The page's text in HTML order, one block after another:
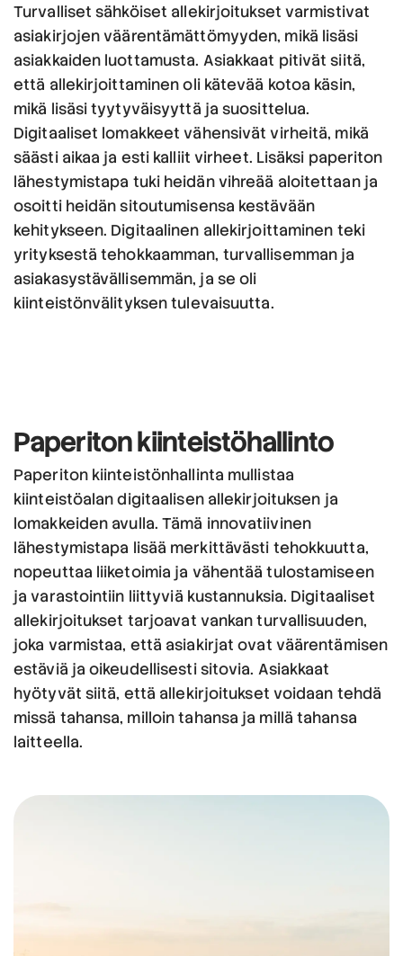
Turvalliset sähköiset allekirjoitukset varmistivat
asiakirjojen väärentämättömyyden, mikä lisäsi
asiakkaiden luottamusta. Asiakkaat pitivät siitä,
että allekirjoittaminen oli kätevää kotoa käsin,
mikä lisäsi tyytyväisyyttä ja suosittelua.
Digitaaliset lomakkeet vähensivät virheitä, mikä
säästi aikaa ja esti kalliit virheet. Lisäksi paperiton
lähestymistapa tuki heidän vihreää aloitettaan ja
osoitti heidän sitoutumisensa kestävään
kehitykseen. Digitaalinen allekirjoittaminen teki
yrityksestä tehokkaamman, turvallisemman ja
asiakasystävällisemmän, ja se oli
kiinteistönvälityksen tulevaisuutta.
Paperitonkiinteistöhallinto
Paperiton kiinteistönhallinta mullistaa
kiinteistöalan digitaalisen allekirjoituksen ja
lomakkeiden avulla. Tämä innovatiivinen
lähestymistapa lisää merkittävästi tehokkuutta,
nopeuttaa liiketoimia ja vähentää tulostamiseen
ja varastointiin liittyviä kustannuksia. Digitaaliset
allekirjoitukset tarjoavat vankan turvallisuuden,
joka varmistaa, että asiakirjat ovat väärentämisen
estäviä ja oikeudellisesti sitovia. Asiakkaat
hyötyvät siitä, että allekirjoitukset voidaan tehdä
missä tahansa, milloin tahansa ja millä tahansa
laitteella.